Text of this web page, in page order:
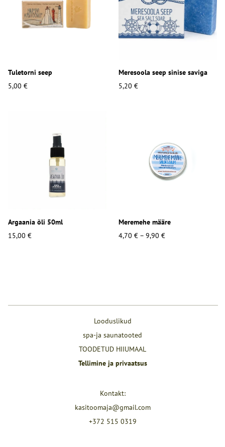
Tuletorni seep
5,00 €
Meresoola seep sinise saviga
5,20 €
Argaania õli 50ml
15,00 €
Meremehe määre
4,70 € – 9,90 €
Looduslikud
spa-ja saunatooted
TOODETUD HIIUMAAL
Tellimine ja privaatsus
Kontakt:
kasitoomaja@gmail.com
+372 515 0319